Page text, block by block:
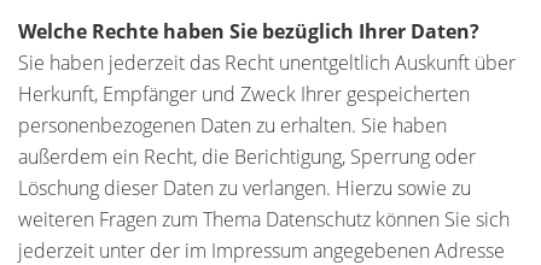
Welche Rechte haben Sie bezüglich Ihrer Daten?
Sie haben jederzeit das Recht unentgeltlich Auskunft über
Herkunft, Empfänger und Zweck Ihrer gespeicherten
personenbezogenen Daten zu erhalten. Sie haben
außerdem ein Recht, die Berichtigung, Sperrung oder
Löschung dieser Daten zu verlangen. Hierzu sowie zu
weiteren Fragen zum Thema Datenschutz können Sie sich
jederzeit unter der im Impressum angegebenen Adresse